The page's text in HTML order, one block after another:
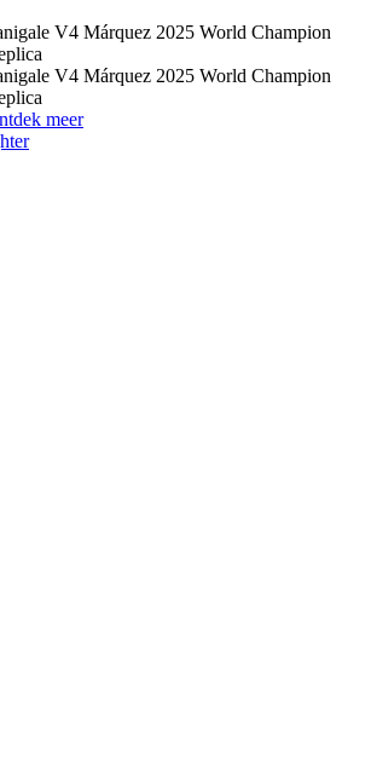
V4 Márquez 2025 World Champion
V4 Márquez 2025 World Champion
meer